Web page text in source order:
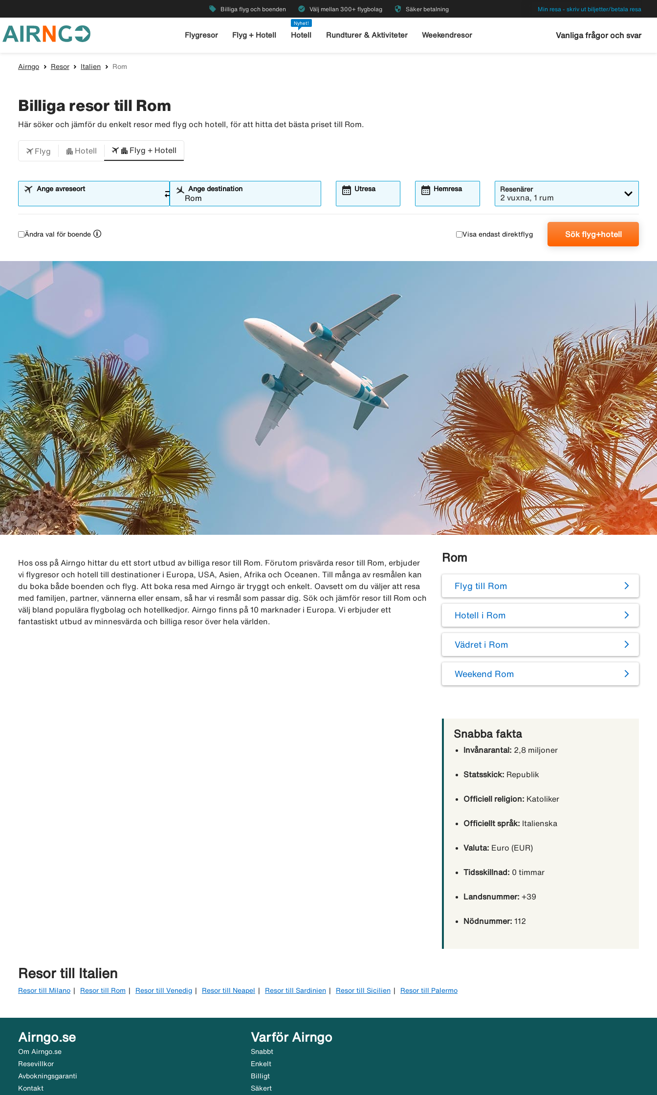
local_offer Billiga flyg och boenden check_circle Välj mellan 300+ flygbolag security Säker betalning Min resa - skriv ut biljetter/betala resa
Flygresor Flyg + Hotell
Nyhet!
Hotell Rundturer & Aktiviteter Weekendresor Vanliga frågor och svar
Airngo Resor Italien Rom
Billiga resor till Rom
Här söker och jämför du enkelt resor med flyg och hotell, för att hitta det bästa priset till Rom.
Flyg Hotell Flyg + Hotell
Ange avreseort sync_alt Ange destination Utresa
calendar_month Hemresa
calendar_month Resenärer
2 vuxna, 1 rum
Ändra val för boende Visa endast direktflyg Sök flyg+hotell
Hos oss på Airngo hittar du ett stort utbud av billiga resor till Rom. Förutom prisvärda resor till Rom, erbjuder
vi flygresor och hotell till destinationer i Europa, USA, Asien, Afrika och Oceanen. Till många av resmålen kan
du boka både boenden och flyg. Att boka resa med Airngo är tryggt och enkelt. Oavsett om du väljer att resa
med familjen, partner, vännerna eller ensam, så har vi resmål som passar dig. Sök och jämför resor till Rom och
välj bland populära flygbolag och hotellkedjor. Airngo finns på 10 marknader i Europa. Vi erbjuder ett
fantastiskt utbud av minnesvärda och billiga resor över hela världen.
Rom
Flyg till Rom
Hotell i Rom
Vädret i Rom
Weekend Rom
Snabba fakta
Invånarantal: 2,8 miljoner
Statsskick: Republik
Officiell religion: Katoliker
Officiellt språk: Italienska
Valuta: Euro (EUR)
Tidsskillnad: 0 timmar
Landsnummer: +39
Nödnummer: 112
Resor till Italien
Resor till Milano Resor till Rom Resor till Venedig Resor till Neapel Resor till Sardinien Resor till Sicilien Resor till Palermo
Airngo.se
Om Airngo.se
Resevillkor
Avbokningsgaranti
Kontakt
Varför Airngo
Snabbt
Enkelt
Billigt
Säkert